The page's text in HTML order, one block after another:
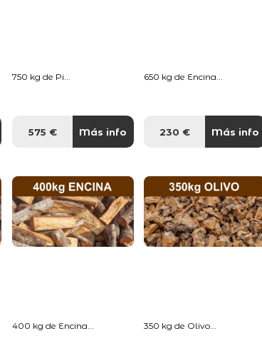
750 kg de Pi...
575 € Más info
650 kg de Encina...
230 € Más info
400 kg de Encina... 350 kg de Olivo...